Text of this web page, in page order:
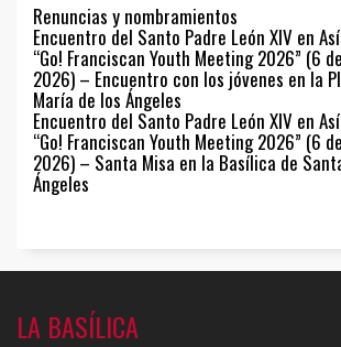
Renuncias y nombramientos
Encuentro del Santo Padre León XIV en
“Go! Franciscan Youth Meeting 2026” (6
2026) – Encuentro con los jóvenes en la
María de los Ángeles
Encuentro del Santo Padre León XIV en
“Go! Franciscan Youth Meeting 2026” (6
2026) – Santa Misa en la Basílica de
Ángeles
LA BASÍLICA